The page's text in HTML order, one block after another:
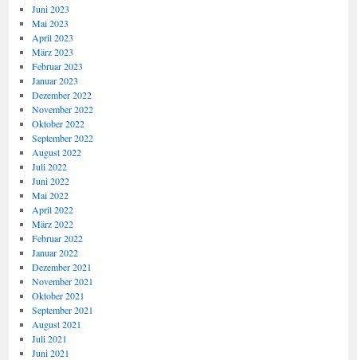
Juni 2023
Mai 2023
April 2023
März 2023
Februar 2023
Januar 2023
Dezember 2022
November 2022
Oktober 2022
September 2022
August 2022
Juli 2022
Juni 2022
Mai 2022
April 2022
März 2022
Februar 2022
Januar 2022
Dezember 2021
November 2021
Oktober 2021
September 2021
August 2021
Juli 2021
Juni 2021